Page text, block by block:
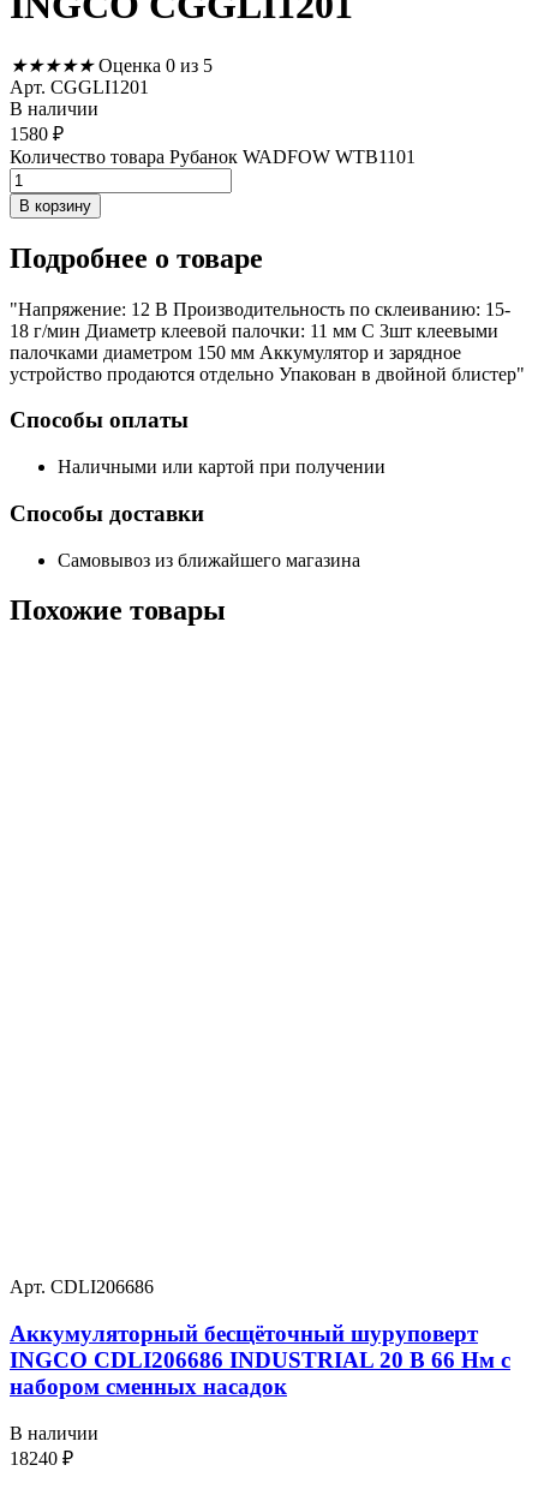
★★★★★ Оценка 0 из 5
Арт. CGGLI1201
В наличии
1580 ₽
Количество товара Рубанок WADFOW WTB1101
В корзину
Подробнее о товаре
"Напряжение: 12 В Производительность по склеиванию: 15-
18 г/мин Диаметр клеевой палочки: 11 мм С 3шт клеевыми
палочками диаметром 150 мм Аккумулятор и зарядное
устройство продаются отдельно Упакован в двойной блистер"
Способы оплаты
Наличными или картой при получении
Способы доставки
Самовывоз из ближайшего магазина
Похожие товары
Арт. CDLI206686
Аккумуляторный бесщёточный шуруповерт
INGCO CDLI206686 INDUSTRIAL 20 В 66 Нм с
набором сменных насадок
В наличии
18240 ₽